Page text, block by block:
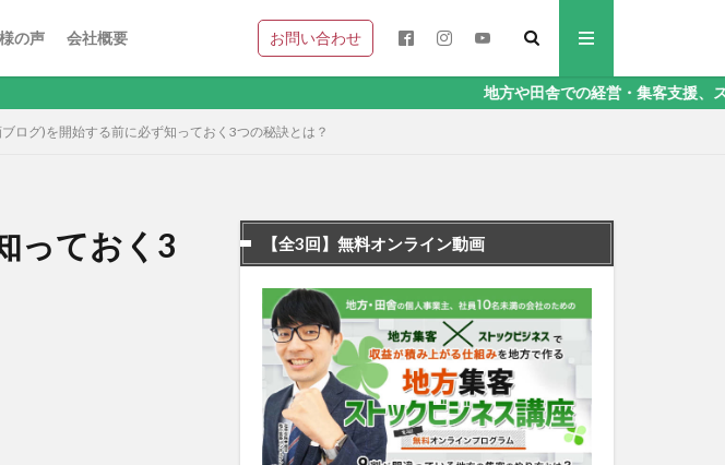
の声 会社概要 お問い合わせ
地方や田舎での経営・集客支援、ストックビジネ
ログ)を開始する前に必ず知っておく3つの秘訣とは？
っておく3
【全3回】無料オンライン動画